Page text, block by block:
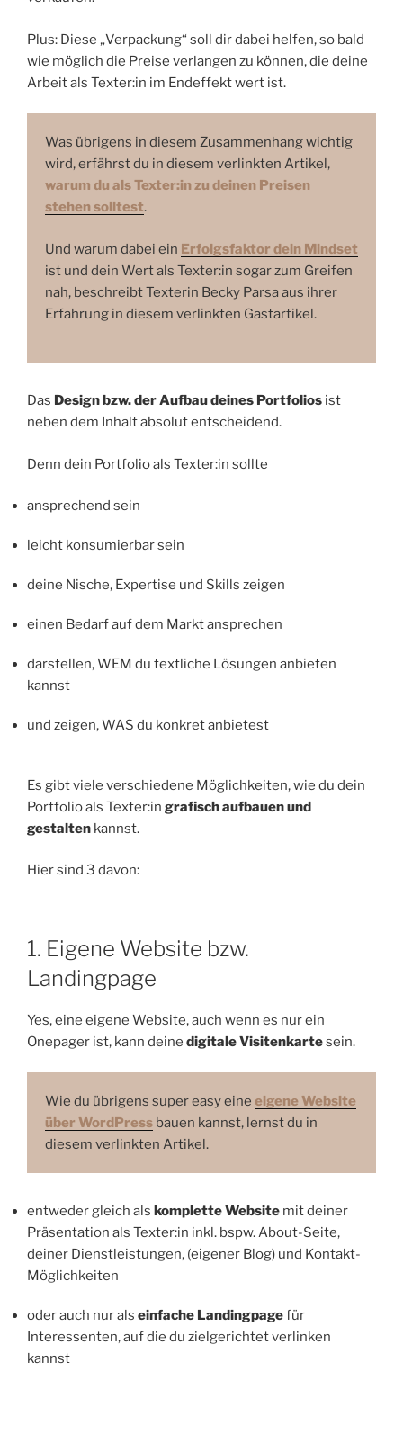
Plus: Diese „Verpackung“ soll dir dabei helfen, so bald
wie möglich die Preise verlangen zu können, die deine
Arbeit als Texter:in im Endeffekt wert ist.
Was übrigens in diesem Zusammenhang wichtig
wird, erfährst du in diesem verlinkten Artikel,
warum du als Texter:in zu deinen Preisen
stehen solltest.
Und warum dabei ein Erfolgsfaktor dein Mindset
ist und dein Wert als Texter:in sogar zum Greifen
nah, beschreibt Texterin Becky Parsa aus ihrer
Erfahrung in diesem verlinkten Gastartikel.
Das Design bzw. der Aufbau deines Portfolios ist
neben dem Inhalt absolut entscheidend.
Denn dein Portfolio als Texter:in sollte
ansprechend sein
leicht konsumierbar sein
deine Nische, Expertise und Skills zeigen
einen Bedarf auf dem Markt ansprechen
darstellen, WEM du textliche Lösungen anbieten
kannst
und zeigen, WAS du konkret anbietest
Es gibt viele verschiedene Möglichkeiten, wie du dein
Portfolio als Texter:in grafisch aufbauen und
gestalten kannst.
Hier sind 3 davon:
1. Eigene Website bzw.
Landingpage
Yes, eine eigene Website, auch wenn es nur ein
Onepager ist, kann deine digitale Visitenkartesein.
Wie du übrigens super easy eine eigene Website
über WordPress bauen kannst, lernst du in
diesem verlinkten Artikel.
entweder gleich als komplette Website mit deiner
Präsentation als Texter:in inkl. bspw. About-Seite,
deiner Dienstleistungen, (eigener Blog) und Kontakt-
Möglichkeiten
oder auch nur als einfache Landingpagefür
Interessenten, auf die du zielgerichtet verlinken
kannst